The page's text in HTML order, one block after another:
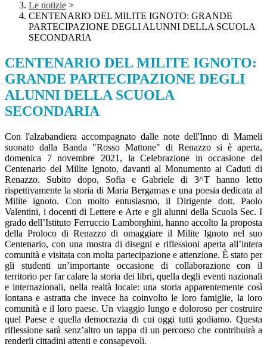
Le notizie >
CENTENARIO DEL MILITE IGNOTO: GRANDE
PARTECIPAZIONE DEGLI ALUNNI DELLA SCUOLA
SECONDARIA
CENTENARIO DEL MILITE IGNOTO:
GRANDE PARTECIPAZIONE DEGLI
ALUNNI DELLA SCUOLA
SECONDARIA
Con l'alzabandiera accompagnato dalle note dell'Inno di Mameli
suonato dalla Banda "Rosso Mattone" di Renazzo si è aperta,
domenica 7 novembre 2021, la Celebrazione in occasione del
Centenario del Milite Ignoto, davanti al Monumento ai Caduti di
Renazzo. Subito dopo, Sofia e Gabriele di 3^T hanno letto
rispettivamente la storia di Maria Bergamas e una poesia dedicata al
Milite ignoto. Con molto entusiasmo, il Dirigente dott. Paolo
Valentini, i docenti di Lettere e Arte e gli alunni della Scuola Sec. I
grado dell’Istituto Ferruccio Lamborghini, hanno accolto la proposta
della Proloco di Renazzo di omaggiare il Milite Ignoto nel suo
Centenario, con una mostra di disegni e riflessioni aperta all’intera
comunità e visitata con molta partecipazione e attenzione. È stato per
gli studenti un’importante occasione di collaborazione con il
territorio per far calare la storia dei libri, quella degli eventi nazionali
e internazionali, nella realtà locale: una storia apparentemente così
lontana e astratta che invece ha coinvolto le loro famiglie, la loro
comunità e il loro paese. Un viaggio lungo e doloroso per costruire
quel Paese e quella democrazia di cui oggi tutti godiamo. Questa
riflessione sarà senz’altro un tappa di un percorso che contribuirà a
renderli cittadini attenti e consapevoli.